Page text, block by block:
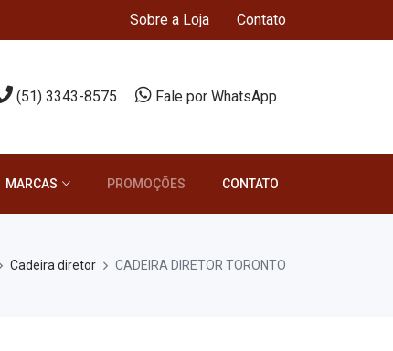
Sobre a Loja Contato
(51) 3343-8575 Fale por WhatsApp
MARCAS PROMOÇÕES CONTATO
Cadeira diretor CADEIRA DIRETOR TORONTO